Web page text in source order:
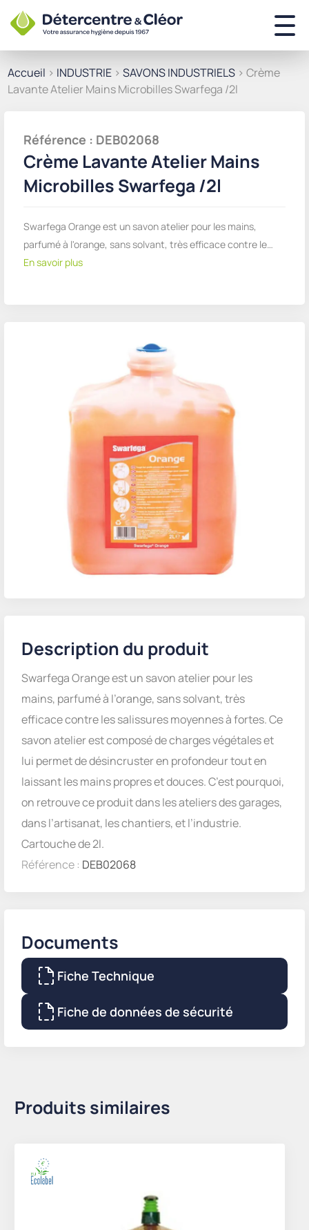
Accueil > INDUSTRIE > SAVONS INDUSTRIELS > Crème
Lavante Atelier Mains Microbilles Swarfega /2l
Description du produit
Swarfega Orange est un savon atelier pour les
mains, parfumé à l’orange, sans solvant, très
efficace contre les salissures moyennes à fortes. Ce
savon atelier est composé de charges végétales et
lui permet de désincruster en profondeur tout en
laissant les mains propres et douces. C’est pourquoi,
on retrouve ce produit dans les ateliers des garages,
dans l’artisanat, les chantiers, et l’industrie.
Cartouche de 2l.
Référence : DEB02068
Documents
Fiche Technique
Fiche de données de sécurité
Référence : DEB02068
Crème Lavante Atelier Mains
Microbilles Swarfega /2l
Swarfega Orange est un savon atelier pour les mains,
parfumé à l'orange, sans solvant, très efficace contre le…
En savoir plus
Produits similaires